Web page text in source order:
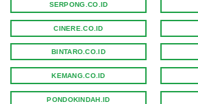
SERPONG.CO.ID
CINERE.CO.ID
BINTARO.CO.ID
KEMANG.CO.ID
PONDOKINDAH.ID